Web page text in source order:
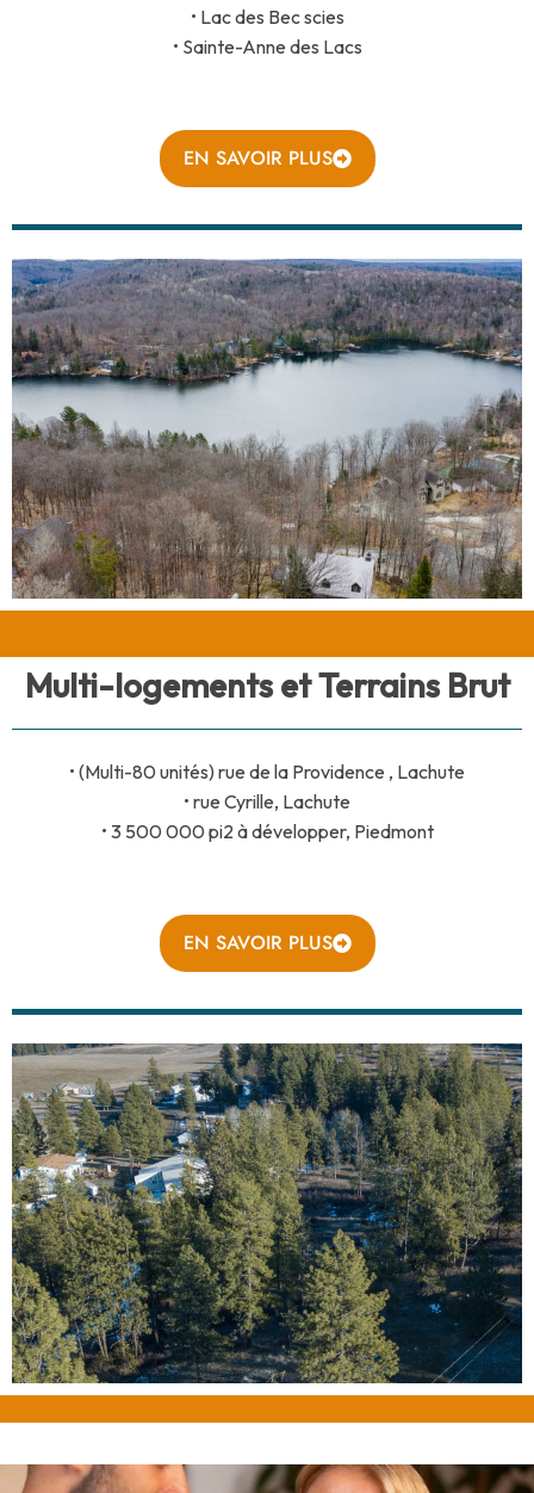
• Lac des Bec scies
• Sainte-Anne des Lacs
EN SAVOIR PLUS
Multi-logements et Terrains Brut
• (Multi-80 unités) rue de la Providence , Lachute
• rue Cyrille, Lachute
• 3 500 000 pi2 à développer, Piedmont
EN SAVOIR PLUS